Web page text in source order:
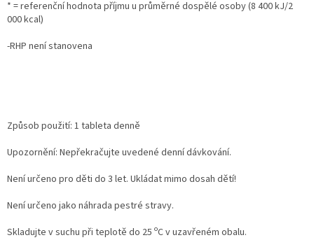
* = referenční hodnota příjmu u průměrné dospělé osoby (8 400 kJ/2
000 kcal)
-RHP není stanovena
Způsob použití: 1 tableta denně
Upozornění: Nepřekračujte uvedené denní dávkování.
Není určeno pro děti do 3 let. Ukládat mimo dosah dětí!
Není určeno jako náhrada pestré stravy.
Skladujte v suchu při teplotě do 25 oC v uzavřeném obalu.